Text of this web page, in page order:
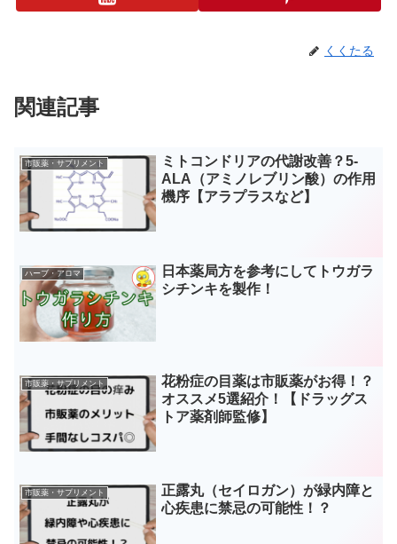
くくたる
関連記事
市販薬・サプリメント
ミトコンドリアの代謝改善？5-
ALA（アミノレブリン酸）の作用
機序【アラプラスなど】
ハーブ・アロマ
日本薬局方を参考にしてトウガラ
シチンキを製作！
市販薬・サプリメント
花粉症の目薬は市販薬がお得！？
オススメ5選紹介！【ドラッグス
トア薬剤師監修】
市販薬・サプリメント
正露丸（セイロガン）が緑内障と
心疾患に禁忌の可能性！？